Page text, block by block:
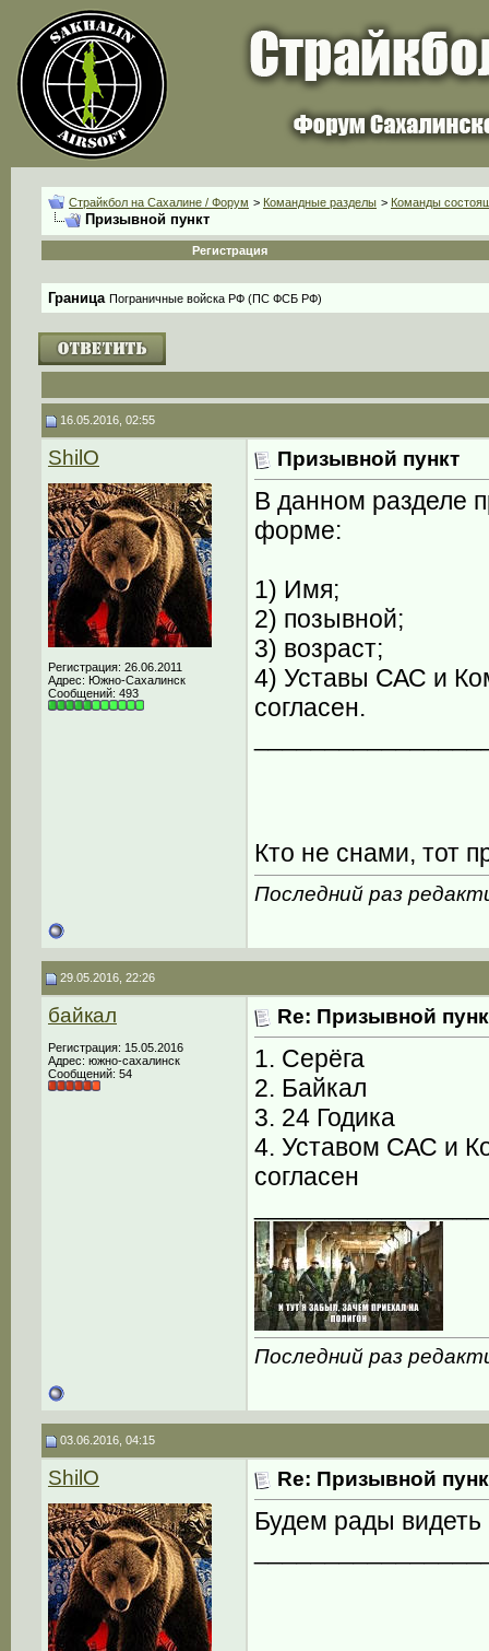
Страйкбол на Сахалине / Форум > Командные разделы > Команды
Призывной пункт
Регистрация
Граница Пограничные войска РФ (ПС ФСБ РФ)
16.05.2016, 02:55
ShilO
Регистрация: 26.06.2011
Адрес: Южно-Сахалинск
Сообщений: 493
Призывной пункт
В данном разделе
форме:
1) Имя;
2) позывной;
3) возраст;
4) Уставы САС и
согласен.
Кто не снами, тот
Последний раз
29.05.2016, 22:26
байкал
Регистрация: 15.05.2016
Адрес: южно-сахалинск
Сообщений: 54
Re: Призывной
1. Серёга
2. Байкал
3. 24 Годика
4. Уставом САС и
согласен
Последний раз
03.06.2016, 04:15
ShilO Re: Призывной
Будем рады